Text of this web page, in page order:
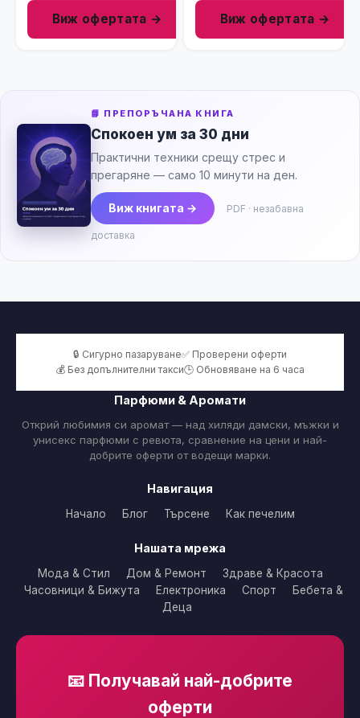
Виж офертата → Виж офертата →
📘 ПРЕПОРЪЧАНА КНИГА
Спокоен ум за 30 дни
Практични техники срещу стрес и
прегаряне — само 10 минути на ден.
Виж книгата → PDF · незабавна
доставка
🔒 Сигурно пазаруване✅ Проверени оферти
💰 Без допълнителни такси🕒 Обновяване на 6 часа
Парфюми & Аромати
Открий любимия си аромат — над хиляди дамски, мъжки и
унисекс парфюми с ревюта, сравнение на цени и най-
добрите оферти от водещи марки.
Навигация
Начало Блог Търсене Как печелим
Нашата мрежа
Мода & Стил Дом & Ремонт
Здраве & Красота
Часовници & Бижута
Електроника Спорт
Бебета &
Деца
📧 Получавай най-добрите
оферти